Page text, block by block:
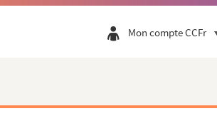
Mon compte CCFr
qu'ilz avoie...
comment les Angloy...
Et comment la gar...
bonnes rencontres qu'i...